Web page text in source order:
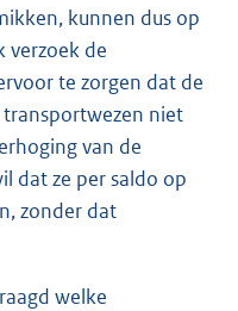
kunnen dus op
verzoek de
te zorgen dat de
niet
van de
dat ze per saldo op
zonder dat
welke